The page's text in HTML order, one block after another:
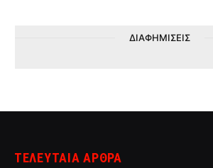
ΔΙΑΦΗΜΙΣΕΙΣ
ΤΕΛΕΥΤΑΙΑ ΑΡΘΡΑ